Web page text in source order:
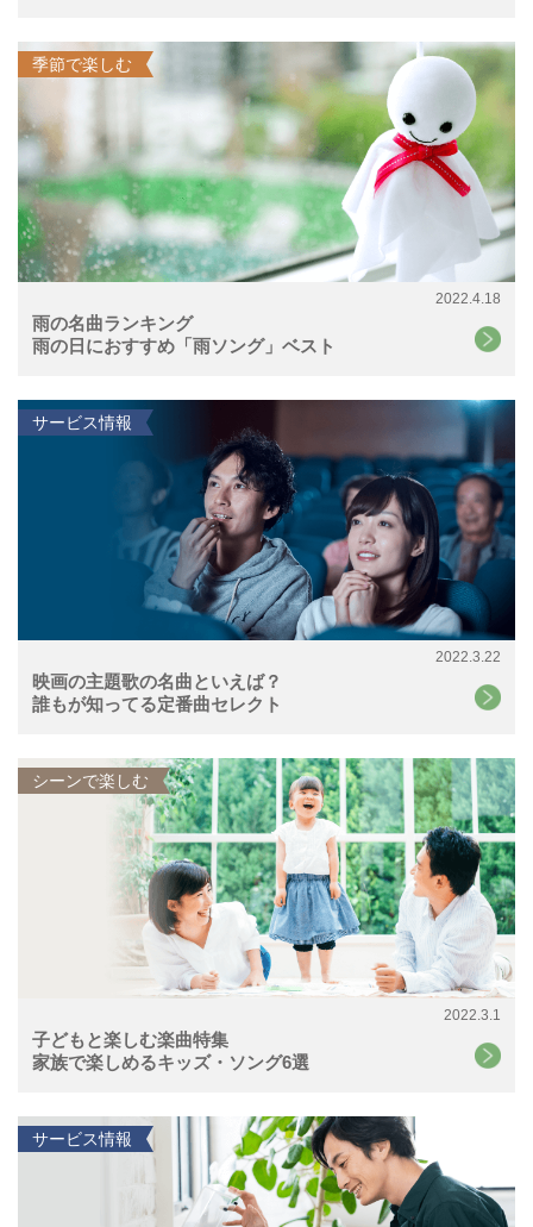
2022.4.18
雨の名曲ランキング
雨の日におすすめ「雨ソング」ベスト
季節で楽しむ
2022.3.22
映画の主題歌の名曲といえば？
誰もが知ってる定番曲セレクト
サービス情報
2022.3.1
子どもと楽しむ楽曲特集
家族で楽しめるキッズ・ソング6選
シーンで楽しむ
サービス情報